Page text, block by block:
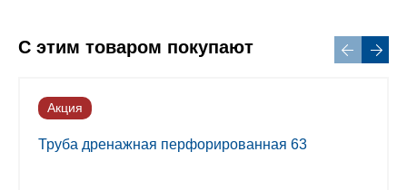
С этим товаром покупают
Акция
Труба дренажная перфорированная 63